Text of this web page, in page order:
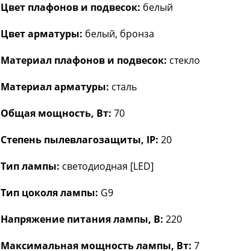
Цвет плафонов и подвесок: белый
Цвет арматуры: белый, бронза
Материал плафонов и подвесок: стекло
Материал арматуры: сталь
Общая мощность, Вт: 70
Степень пылевлагозащиты, IP: 20
Тип лампы: светодиодная [LED]
Тип цоколя лампы: G9
Напряжение питания лампы, В: 220
Максимальная мощность лампы, Вт: 7